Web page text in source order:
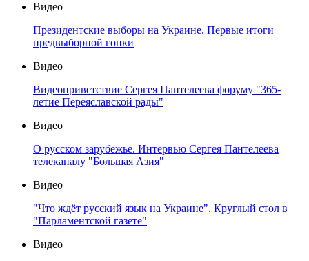
Видео
Президентские выборы на Украине. Первые итоги
предвыборной гонки
Видео
Видеоприветствие Сергея Пантелеева форуму "365-
летие Переяславской рады"
Видео
О русском зарубежье. Интервью Сергея Пантелеева
телеканалу "Большая Азия"
Видео
"Что ждёт русский язык на Украине". Круглый стол в
"Парламентской газете"
Видео